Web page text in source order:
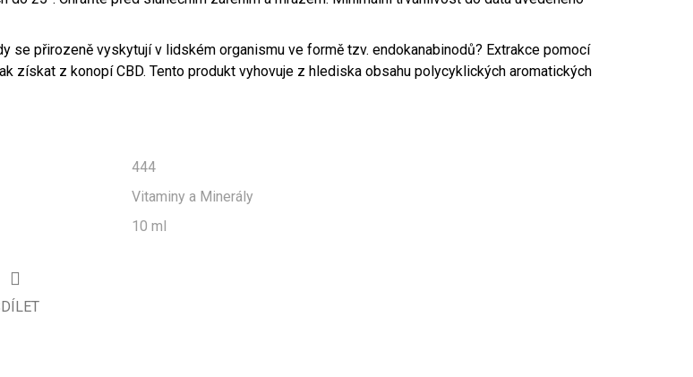
se přirozeně vyskytují v lidském organismu ve formě tzv. endokanabinodů? Extrakce pomocí
získat z konopí CBD. Tento produkt vyhovuje z hlediska obsahu polycyklických aromatických
444
Vitaminy a Minerály
10 ml